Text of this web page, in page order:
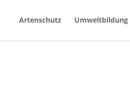
Artenschutz Umweltbildung